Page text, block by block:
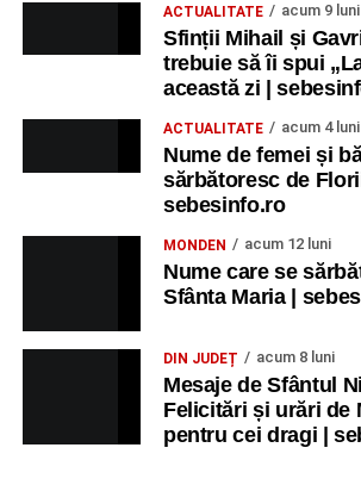
ACTUALITATE acum 9 luni
Sfinții Mihail și
trebuie să îi spui
această zi |
ACTUALITATE acum 4 luni
Nume de femei și
sărbătoresc de Florii
sebesinfo.ro
MONDEN acum 12 luni
Nume care se
Sfânta Maria |
DIN JUDEȚ acum 8 luni
Mesaje de Sfântul
Felicitări și urări de
pentru cei dragi |